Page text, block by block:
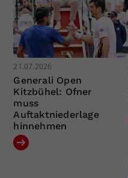
21.07.2026
Generali Open
Kitzbühel: Ofner
muss
Auftaktniederlage
hinnehmen